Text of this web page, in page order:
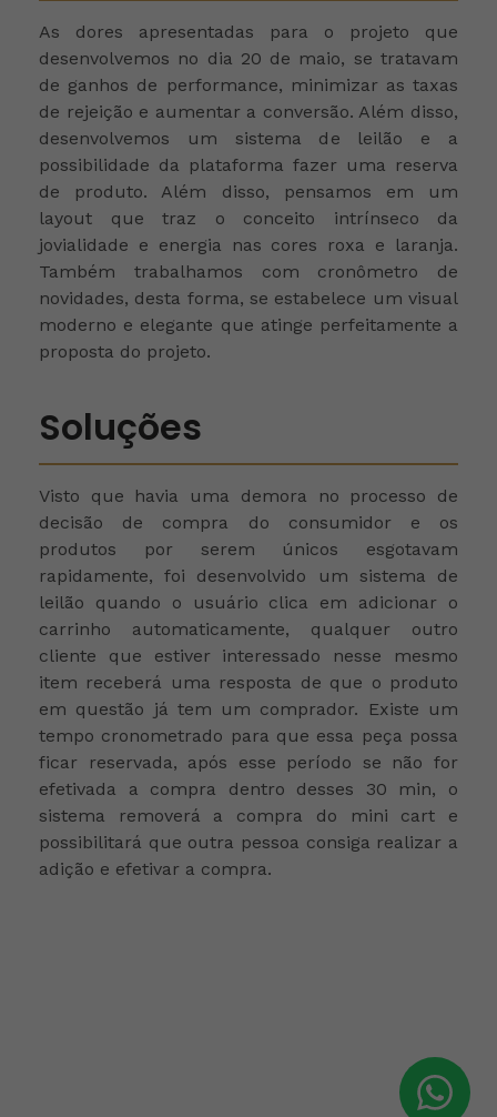
As dores apresentadas para o projeto que
desenvolvemos no dia 20 de maio, se tratavam
de ganhos de performance, minimizar as taxas
de rejeição e aumentar a conversão. Além disso,
desenvolvemos um sistema de leilão e a
possibilidade da plataforma fazer uma reserva
de produto. Além disso, pensamos em um
layout que traz o conceito intrínseco da
jovialidade e energia nas cores roxa e laranja.
Também trabalhamos com cronômetro de
novidades, desta forma, se estabelece um visual
moderno e elegante que atinge perfeitamente a
proposta do projeto.
Soluções
Visto que havia uma demora no processo de
decisão de compra do consumidor e os
produtos por serem únicos esgotavam
rapidamente, foi desenvolvido um sistema de
leilão quando o usuário clica em adicionar o
carrinho automaticamente, qualquer outro
cliente que estiver interessado nesse mesmo
item receberá uma resposta de que o produto
em questão já tem um comprador. Existe um
tempo cronometrado para que essa peça possa
ficar reservada, após esse período se não for
efetivada a compra dentro desses 30 min, o
sistema removerá a compra do mini cart e
possibilitará que outra pessoa consiga realizar a
adição e efetivar a compra.